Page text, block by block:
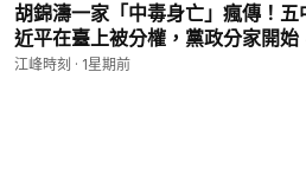
胡錦濤一家「中毒身亡」瘋傳！
近平在臺上被分權，黨政分家開始
【江峰視界20260731第450期】#
江峰時刻 · 1星期前